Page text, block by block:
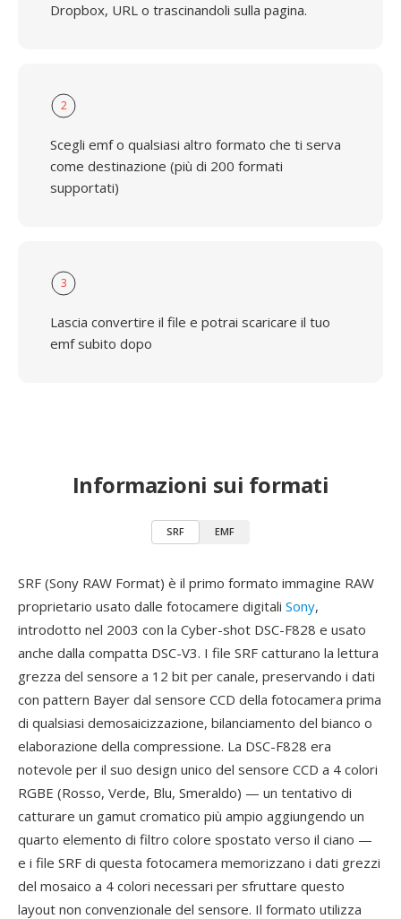
Dropbox, URL o trascinandoli sulla pagina.
2
Scegli emf o qualsiasi altro formato che ti serva
come destinazione (più di 200 formati
supportati)
3
Lascia convertire il file e potrai scaricare il tuo
emf subito dopo
Informazioni sui formati
SRF EMF
SRF (Sony RAW Format) è il primo formato immagine RAW
proprietario usato dalle fotocamere digitali Sony,
introdotto nel 2003 con la Cyber-shot DSC-F828 e usato
anche dalla compatta DSC-V3. I file SRF catturano la lettura
grezza del sensore a 12 bit per canale, preservando i dati
con pattern Bayer dal sensore CCD della fotocamera prima
di qualsiasi demosaicizzazione, bilanciamento del bianco o
elaborazione della compressione. La DSC-F828 era
notevole per il suo design unico del sensore CCD a 4 colori
RGBE (Rosso, Verde, Blu, Smeraldo) — un tentativo di
catturare un gamut cromatico più ampio aggiungendo un
quarto elemento di filtro colore spostato verso il ciano —
e i file SRF di questa fotocamera memorizzano i dati grezzi
del mosaico a 4 colori necessari per sfruttare questo
layout non convenzionale del sensore. Il formato utilizza